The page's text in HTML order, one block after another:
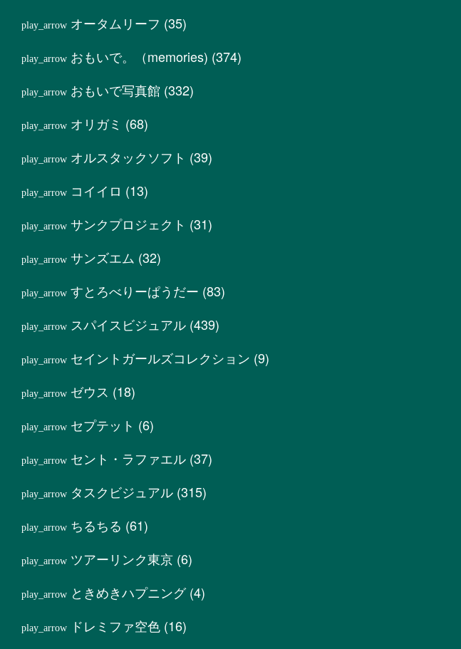
オータムリーフ (35)
おもいで。（memories) (374)
おもいで写真館 (332)
オリガミ (68)
オルスタックソフト (39)
コイイロ (13)
サンクプロジェクト (31)
サンズエム (32)
すとろべりーぱうだー (83)
スパイスビジュアル (439)
セイントガールズコレクション (9)
ゼウス (18)
セプテット (6)
セント・ラファエル (37)
タスクビジュアル (315)
ちるちる (61)
ツアーリンク東京 (6)
ときめきハプニング(4)
ドレミファ空色 (16)